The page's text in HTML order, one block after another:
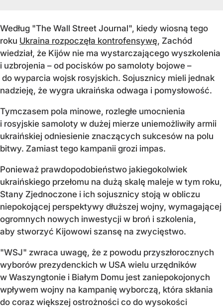
Według "The Wall Street Journal", kiedy wiosną tego
roku Ukraina rozpoczęła kontrofensywę, Zachód
wiedział, że Kijów nie ma wystarczającego wyszkolenia
i uzbrojenia – od pocisków po samoloty bojowe –
do wyparcia wojsk rosyjskich. Sojusznicy mieli jednak
nadzieję, że wygra ukraińska odwaga i pomysłowość.
Tymczasem pola minowe, rozległe umocnienia
i rosyjskie samoloty w dużej mierze uniemożliwiły armii
ukraińskiej odniesienie znaczących sukcesów na polu
bitwy. Zamiast tego kampanii grozi impas.
Ponieważ prawdopodobieństwo jakiegokolwiek
ukraińskiego przełomu na dużą skalę maleje w tym roku,
Stany Zjednoczone i ich sojusznicy stoją w obliczu
niepokojącej perspektywy dłuższej wojny, wymagającej
ogromnych nowych inwestycji w broń i szkolenia,
aby stworzyć Kijowowi szansę na zwycięstwo.
"WSJ" zwraca uwagę, że z powodu przyszłorocznych
wyborów prezydenckich w USA wielu urzędników
w Waszyngtonie i Białym Domu jest zaniepokojonych
wpływem wojny na kampanię wyborczą, która skłania
do coraz większej ostrożności co do wysokości